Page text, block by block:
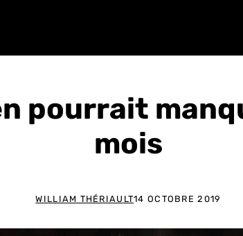
pourrait
mois
WILLIAM THÉRIAULT14 OCTOBRE 2019